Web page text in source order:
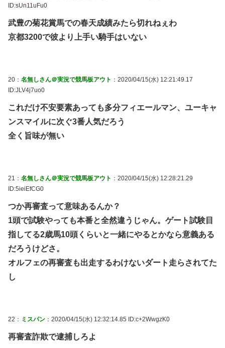
ID:sUn11uFu0
武豊の菊花賞馬での春天成績みたら切れねぇわ
京都3200で彼より上手い騎手はいない
20： 名無しさん＠実況で競馬板アウト ：2020/04/15(水) 12:21:49.17
ID:JLV4j7uo0
これだけ不安要素あっても多分フィエールマン、ユーキャ
ンスマイルに次ぐ3番人気だろう
全く旨味が無い
21： 名無しさん＠実況で競馬板アウト ：2020/04/15(水) 12:28:21.29
ID:5ieiEfCG0
つか再審査って意味あるんか？
1頭で試験やっても本番と全然違うじゃん。ゲート試験目
指してる2歳馬10頭くらいと一緒にやるとかなら意義ある
だろうけどさ。
オルフェの再審査も出走するわけないダート走らされてた
し
22： ミスパン ：2020/04/15(水) 12:32:14.85 ID:c+2WwgzK0
再審査詐欺で逮捕しろよ